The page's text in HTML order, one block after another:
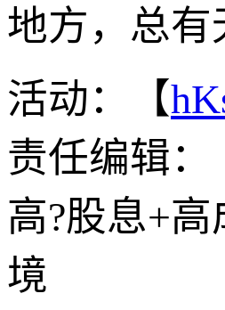
地方，总
活动：【
责任编辑：
高?股息+
境